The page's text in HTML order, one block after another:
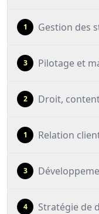
1 Gestion des
3 Pilotage et
2 Droit,
1 Relation
3
4 Stratégie de